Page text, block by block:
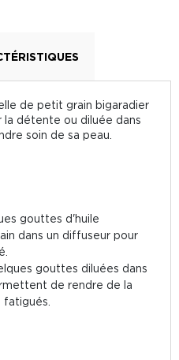
de petit grain bigaradier
détente ou diluée dans
soin de sa peau.
gouttes d'huile
dans un diffuseur pour
gouttes diluées dans
de rendre de la